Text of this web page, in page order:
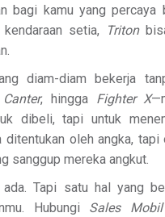
bagi kamu yang percaya
setia,
Triton
diam-diam bekerja
Canter, hingga Fighter X
dibeli, tapi untuk
ditentukan oleh angka, tapi
sanggup mereka angkut.
ada. Tapi satu hal yang
Hubungi Sales